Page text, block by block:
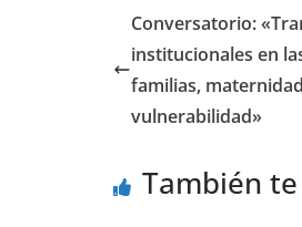
Conversatorio:
institucionales en
familias,
vulnerabilidad»
También